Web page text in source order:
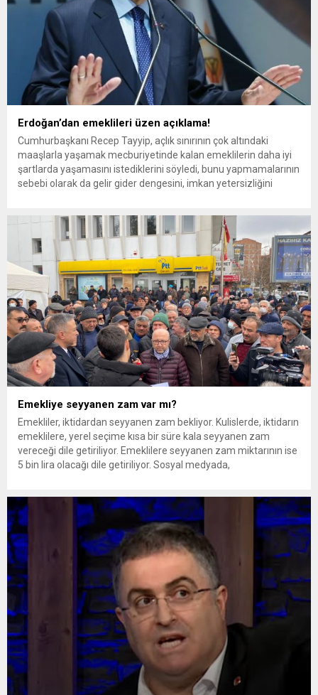
Erdoğan’dan emeklileri üzen açıklama!
Cumhurbaşkanı Recep Tayyip, açlık sınırının çok altındaki
maaşlarla yaşamak mecburiyetinde kalan emeklilerin daha iyi
şartlarda yaşamasını istediklerini söyledi, bunu yapmamalarının
sebebi olarak da gelir gider dengesini, imkan yetersizliğini
DAHA İYİ OLMASINI İSTERDİK AMA! “Hiç şüphesiz hayat
pahalılığıyla...
Emekliye seyyanen zam var mı?
Emekliler, iktidardan seyyanen zam bekliyor. Kulislerde, iktidarın
emeklilere, yerel seçime kısa bir süre kala seyyanen zam
vereceği dile getiriliyor. Emeklilere seyyanen zam miktarının ise
5 bin lira olacağı dile getiriliyor. Sosyal medyada,
mahiyetinde emekliye geri veremezsiniz… Emekliler...